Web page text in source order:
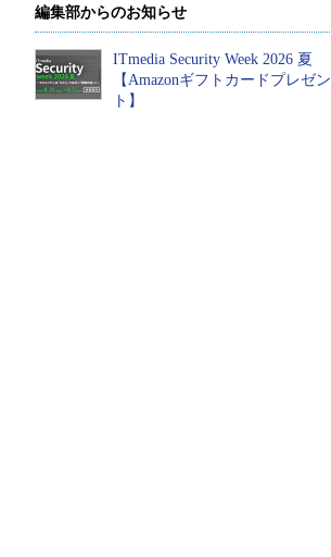
編集部からのお知らせ
ITmedia Security Week 2026 夏
【Amazonギフトカードプレゼン
ト】